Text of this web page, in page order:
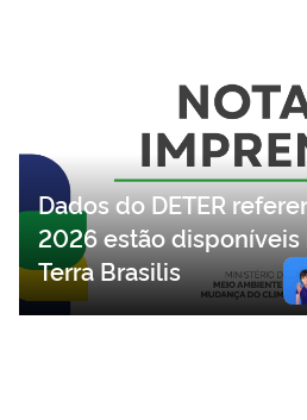
Dados do DETER
2026 estão
Terra Brasilis